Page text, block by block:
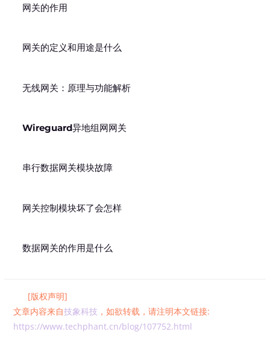
网关的作用
网关的定义和用途是什么
无线网关：原理与功能解析
Wireguard异地组网网关
串行数据网关模块故障
网关控制模块坏了会怎样
数据网关的作用是什么
[版权声明]
文章内容来自技象科技 ，如欲转载，请注明本文链接:
https://www.techphant.cn/blog/107752.html